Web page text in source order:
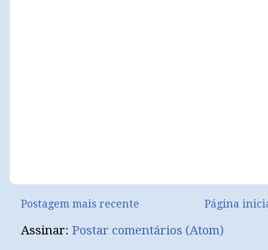
Postagem mais recente Página
Assinar: Postar comentários (Atom)